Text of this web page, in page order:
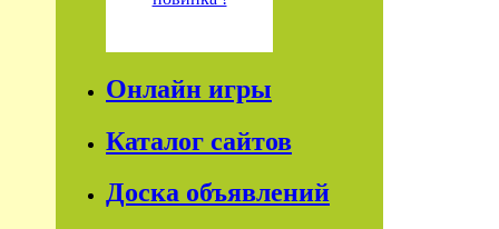
Онлайн игры
Каталог сайтов
Доска объявлений